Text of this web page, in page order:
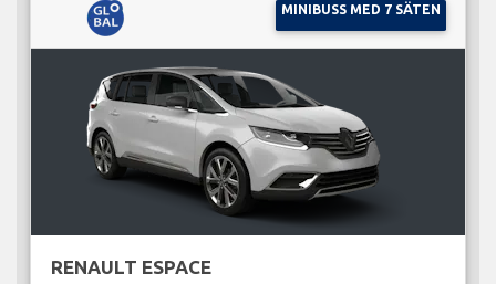
MINIBUSS MED 7 SÄTEN
RENAULT ESPACE